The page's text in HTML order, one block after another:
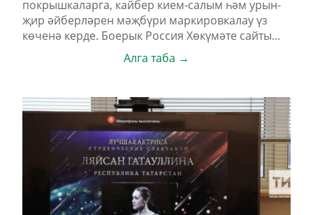
покрышкаларга, кайбер кием-салым һәм урын-
җир әйберләрен мәҗбүри маркировкалау үз
көченә керде. Боерык Россия Хөкүмәте сайты...
Алга таба →